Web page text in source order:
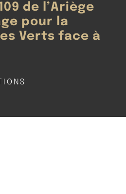
de l’Ariège
pour la
Verts face à